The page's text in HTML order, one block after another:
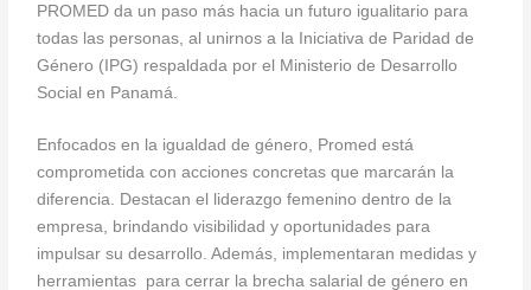
PROMED da un paso más hacia un futuro igualitario para
todas las personas, al unirnos a la Iniciativa de Paridad de
Género (IPG) respaldada por el Ministerio de Desarrollo
Social en Panamá.
Enfocados en la igualdad de género, Promed está
comprometida con acciones concretas que marcarán la
diferencia. Destacan el liderazgo femenino dentro de la
empresa, brindando visibilidad y oportunidades para
impulsar su desarrollo. Además, implementaran medidas y
herramientas para cerrar la brecha salarial de género en